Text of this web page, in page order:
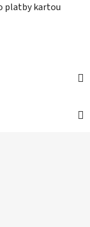
platby kartou